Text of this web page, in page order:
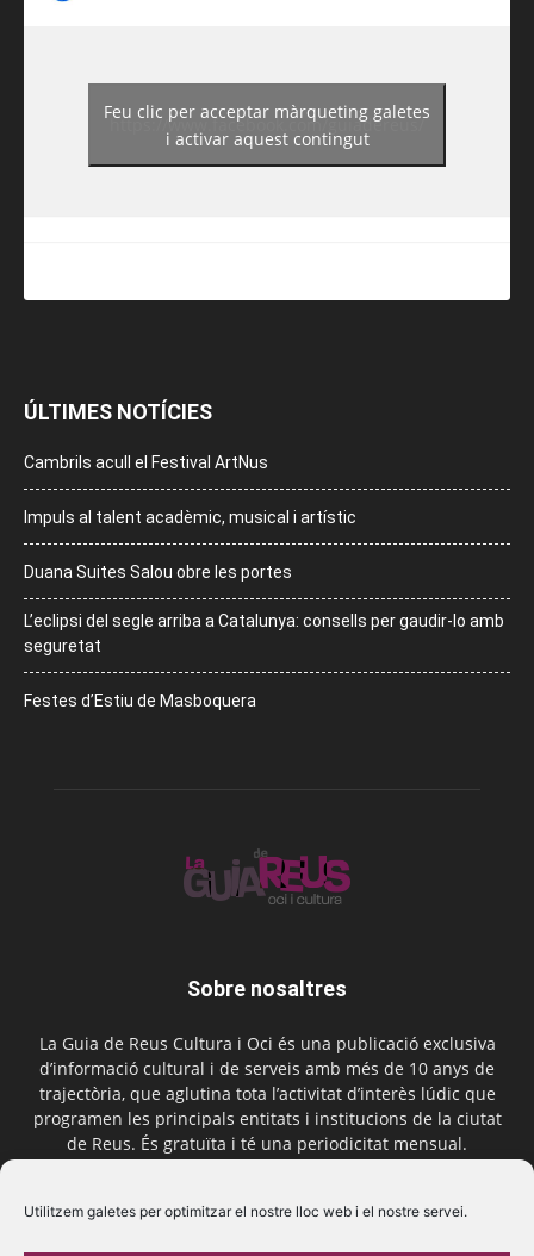
Utilitzem galetes per optimitzar el nostre lloc web i el nostre servei.
https://www.facebook.com/guiadereus/
Feu clic per acceptar màrqueting galetes
i activar aquest contingut
ÚLTIMES NOTÍCIES
Cambrils acull el Festival ArtNus
Impuls al talent acadèmic, musical i artístic
Duana Suites Salou obre les portes
L’eclipsi del segle arriba a Catalunya: consells per gaudir-lo amb
seguretat
Festes d’Estiu de Masboquera
Sobre nosaltres
La Guia de Reus Cultura i Oci és una publicació exclusiva
d’informació cultural i de serveis amb més de 10 anys de
trajectòria, que aglutina tota l’activitat d’interès lúdic que
programen les principals entitats i institucions de la ciutat
de Reus. És gratuïta i té una periodicitat mensual.